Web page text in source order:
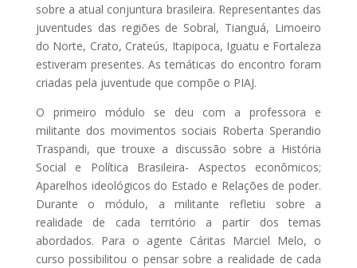
sobre a atual conjuntura brasileira. Representantes das
juventudes das regiões de Sobral, Tianguá, Limoeiro
do Norte, Crato, Crateús, Itapipoca, Iguatu e Fortaleza
estiveram presentes. As temáticas do encontro foram
criadas pela juventude que compõe o PIAJ.
O primeiro módulo se deu com a professora e
militante dos movimentos sociais Roberta Sperandio
Traspandi, que trouxe a discussão sobre a História
Social e Política Brasileira- Aspectos econômicos;
Aparelhos ideológicos do Estado e Relações de poder.
Durante o módulo, a militante refletiu sobre a
realidade de cada território a partir dos temas
abordados. Para o agente Cáritas Marciel Melo, o
curso possibilitou o pensar sobre a realidade de cada